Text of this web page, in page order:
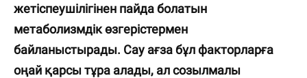
жетіспеушілігінен пайда болатын
метаболизмдік өзгерістермен
байланыстырады. Сау ағза бұл факторларға
оңай қарсы тұра алады, ал созылмалы